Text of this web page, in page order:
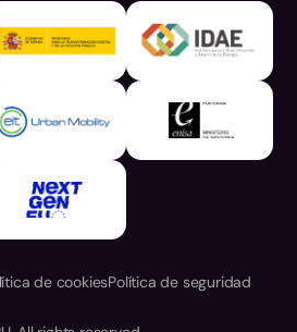
de cookiesPolítica de seguridad